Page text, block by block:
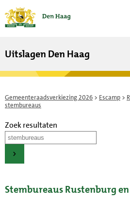
Uitslagen Den Haag
Gemeenteraadsverkiezing 2026 > Escamp >
stembureaus
Zoek resultaten
Stembureaus Rustenburg